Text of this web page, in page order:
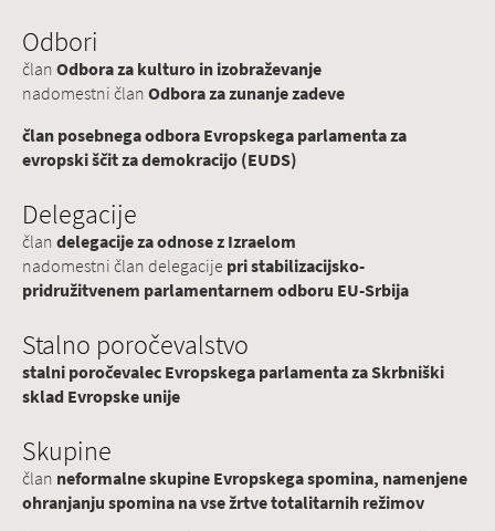
Odbori
članOdbora za kulturo in izobraževanje
nadomestni članOdbora za zunanje zadeve
član posebnega odbora Evropskega parlamenta za
evropski ščit za demokracijo (EUDS)
Delegacije
člandelegacije za odnose z Izraelom
nadomestni član delegacije pri stabilizacijsko-
pridružitvenem parlamentarnem odboru EU-Srbija
Stalno poročevalstvo
stalni poročevalec Evropskega parlamenta za Skrbniški
sklad Evropske unije
Skupine
član neformalne skupine Evropskega spomina, namenjene
ohranjanju spomina na vse žrtve totalitarnih režimov